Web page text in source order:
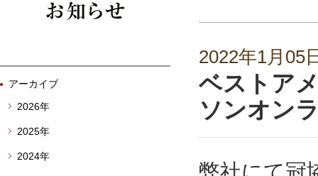
2022年1月05
ベストア
ソンオン
アーカイブ
2026年
2025年
2024年